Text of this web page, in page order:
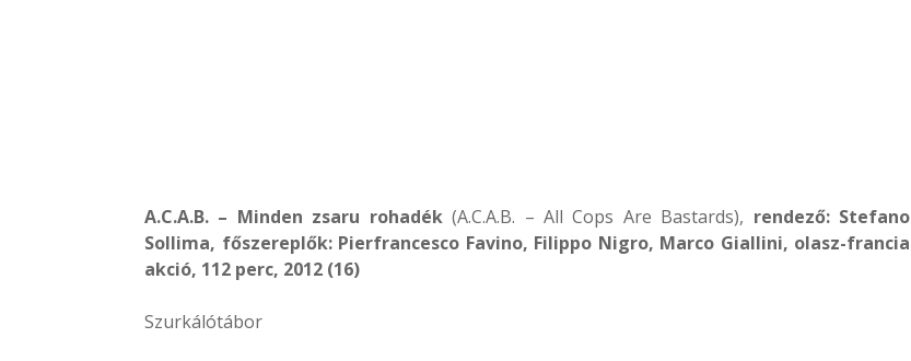
A.C.A.B. – Minden zsaru rohadék(A.C.A.B. – All Cops Are Bastards), rendező: Stefano
Sollima, főszereplők: Pierfrancesco Favino, Filippo Nigro, Marco Giallini, olasz-francia
akció, 112 perc, 2012 (16)
Szurkálótábor